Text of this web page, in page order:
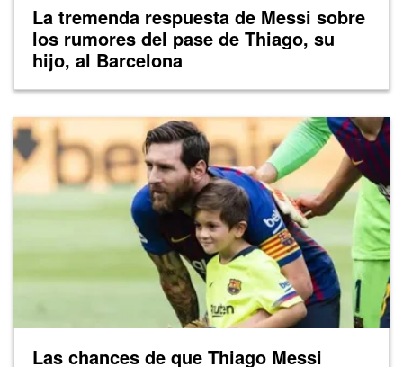
La tremenda respuesta de Messi sobre
los rumores del pase de Thiago, su
hijo, al Barcelona
Las chances de que Thiago Messi